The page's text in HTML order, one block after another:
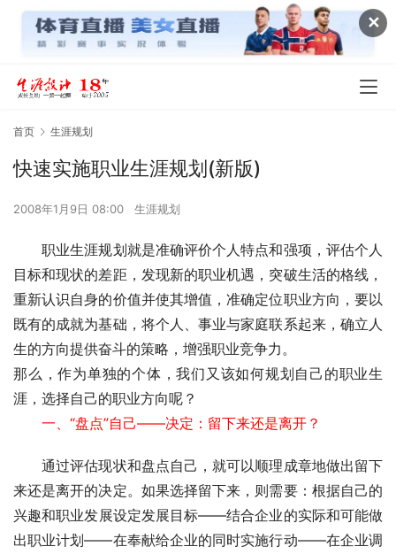
✕
首页 生涯规划
快速实施职业生涯规划(新版)
2008年1月9日 08:00 生涯规划
职业生涯规划就是准确评价个人特点和强项，评估个人
目标和现状的差距，发现新的职业机遇，突破生活的格线，
重新认识自身的价值并使其增值，准确定位职业方向，要以
既有的成就为基础，将个人、事业与家庭联系起来，确立人
生的方向提供奋斗的策略，增强职业竞争力。
那么，作为单独的个体，我们又该如何规划自己的职业生
涯，选择自己的职业方向呢？
一、“盘点”自己——决定：留下来还是离开？
通过评估现状和盘点自己，就可以顺理成章地做出留下
来还是离开的决定。如果选择留下来，则需要：根据自己的
兴趣和职业发展设定发展目标——结合企业的实际和可能做
出职业计划——在奉献给企业的同时实施行动——在企业调